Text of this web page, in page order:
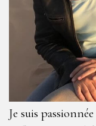
Je suis